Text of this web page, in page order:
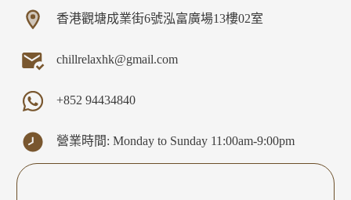
香港觀塘成業街6號泓富廣場13樓02室
chillrelaxhk@gmail.com
+852 94434840
營業時間: Monday to Sunday 11:00am-9:00pm